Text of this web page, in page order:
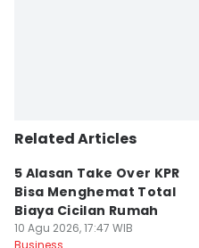
Related Articles
5 Alasan Take Over KPR
Bisa Menghemat Total
Biaya Cicilan Rumah
10 Agu 2026, 17:47 WIB
Business